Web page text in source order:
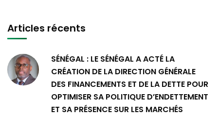
Articles récents
SÉNÉGAL : LE SÉNÉGAL A ACTÉ LA
CRÉATION DE LA DIRECTION GÉNÉRALE
DES FINANCEMENTS ET DE LA DETTE POUR
OPTIMISER SA POLITIQUE D’ENDETTEMENT
ET SA PRÉSENCE SUR LES MARCHÉS